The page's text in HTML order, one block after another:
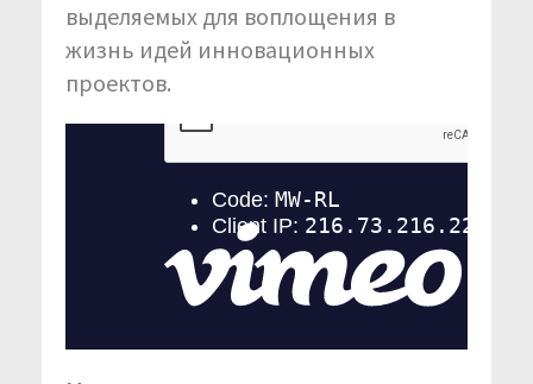
выделяемых для воплощения в
жизнь идей инновационных
проектов.